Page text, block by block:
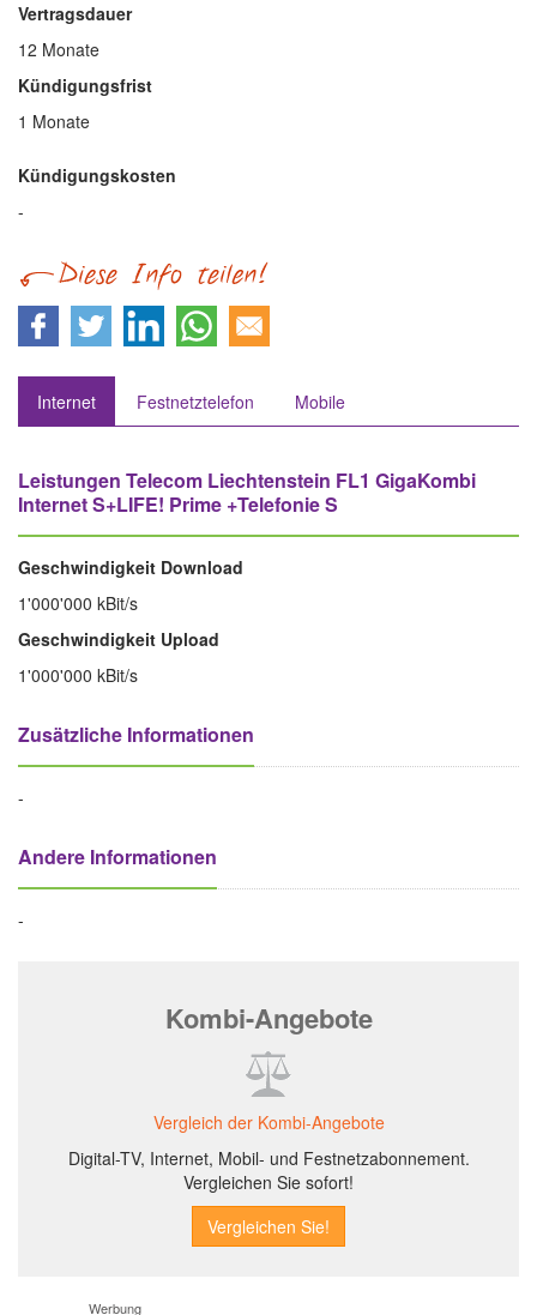
Vertragsdauer
12 Monate
Kündigungsfrist
1 Monate
Kündigungskosten
-
Internet Festnetztelefon Mobile
Leistungen Telecom Liechtenstein FL1 GigaKombi
Internet S+LIFE! Prime +Telefonie S
Geschwindigkeit Download
1'000'000 kBit/s
Geschwindigkeit Upload
1'000'000 kBit/s
Zusätzliche Informationen
-
Andere Informationen
-
Kombi-Angebote
Vergleich der Kombi-Angebote
Digital-TV, Internet, Mobil- und Festnetzabonnement.
Vergleichen Sie sofort!
Werbung